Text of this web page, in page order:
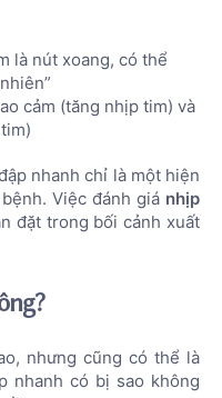
là nút xoang, có thể
cảm (tăng nhịp tim) và
nhanh chỉ là một hiện
Việc đánh giá nhịp
đặt trong bối cảnh xuất
nhưng cũng có thể là
nhanh có bị sao không